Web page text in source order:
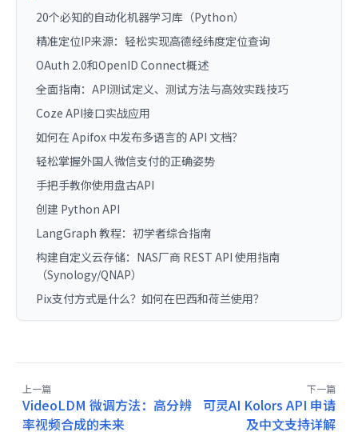
20个必知的自动化机器学习库（Python）
精准定位IP来源：轻松实现高德经纬度定位查询
OAuth 2.0和OpenID Connect概述
全面指南：API测试定义、测试方法与高效实践技巧
Coze API接口实战应用
如何在 Apifox 中发布多语言的 API 文档？
轻松掌握外国人微信支付的正确姿势
手把手教你使用盘古API
创建 Python API
LangGraph 教程：初学者综合指南
构建自定义云存储：NAS厂商 REST API 使用指南
（Synology/QNAP）
Pix支付方式是什么？如何在巴西和荷兰使用？
上一篇
VideoLDM 微调方法：高分辨
率视频合成的未来
下一篇
可灵AI Kolors API 申请
及中文支持详解